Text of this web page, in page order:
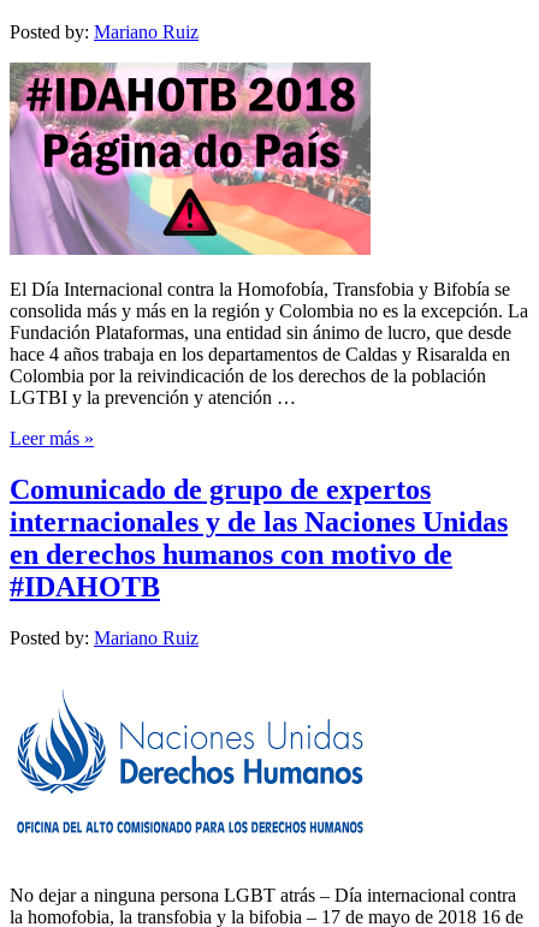
Posted by: Mariano Ruiz
El Día Internacional contra la Homofobía, Transfobia y Bifobía se
consolida más y más en la región y Colombia no es la excepción. La
Fundación Plataformas, una entidad sin ánimo de lucro, que desde
hace 4 años trabaja en los departamentos de Caldas y Risaralda en
Colombia por la reivindicación de los derechos de la población
LGTBI y la prevención y atención …
Leer más »
Comunicado de grupo de expertos
internacionales y de las Naciones Unidas
en derechos humanos con motivo de
#IDAHOTB
Posted by: Mariano Ruiz
No dejar a ninguna persona LGBT atrás – Día internacional contra
la homofobia, la transfobia y la bifobia – 17 de mayo de 2018 16 de